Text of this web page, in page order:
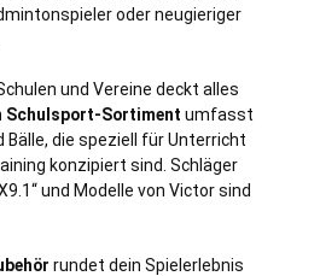
oder neugieriger
und Vereine deckt alles
Schulsport-Sortiment umfasst
Bälle, die speziell für Unterricht
konzipiert sind. Schläger
und Modelle von Victor sind
rundet dein Spielerlebnis